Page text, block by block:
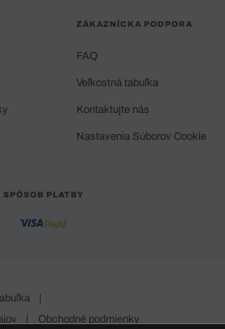
ZÁKAZNÍCKA PODPORA
FAQ
Veľkostná tabuľka
Kontaktujte nás
Nastavenia Súborov Cookie
SPÔSOB PLATBY
|
| Obchodné podmienky